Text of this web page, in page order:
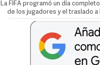
La FIFA programó un día
de los jugadores y el traslado